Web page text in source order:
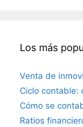
Los más
Venta de
Ciclo contable:
Cómo se
Ratios